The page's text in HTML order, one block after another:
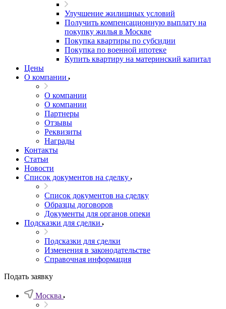
Улучшение жилищных условий
Получить компенсационную выплату на
покупку жилья в Москве
Покупка квартиры по субсидии
Покупка по военной ипотеке
Купить квартиру на материнский капитал
Цены
О компании
О компании
О компании
Партнеры
Отзывы
Реквизиты
Награды
Контакты
Статьи
Новости
Список документов на сделку
Список документов на сделку
Образцы договоров
Документы для органов опеки
Подсказки для сделки
Подсказки для сделки
Изменения в законодательстве
Справочная информация
Подать заявку
Москва